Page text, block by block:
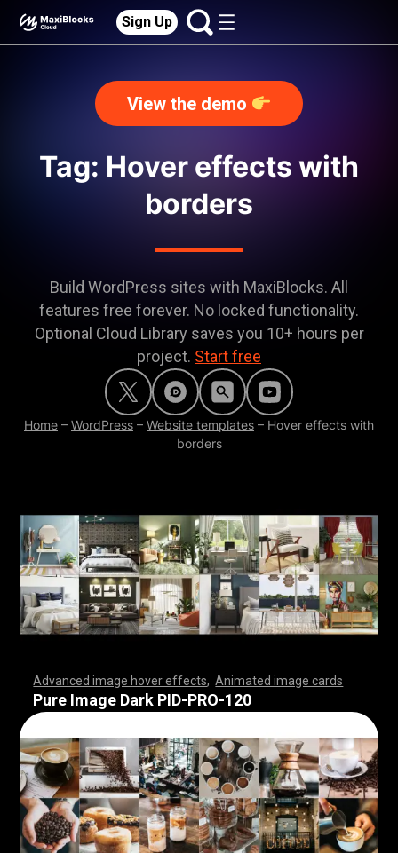
Sign Up
View the demo
Tag: Hover effects with
borders
Build WordPress sites with MaxiBlocks. All
features free forever. No locked functionality.
Optional Cloud Library saves you 10+ hours per
project. Start free
Home – WordPress – Website templates – Hover effects with
borders
Advanced image hover effects ,Animated image cards
,,,,,,,,,,,,,,,,,,,,,,,,,,,,,,,,, ,,,,,,,,,,,,,,,,,,,,,,,,,
,,,,,,,,,,,,,,,,,,,,,,,,,,,,,,,,, ,,,,,,,,,,,,,,,,,,,,,,,,,
,,,,,,,,,,,,,,,,,,,,,,,,,,,,,,,,, ,,,,,,,,,,,,,,,,,,,,,,,
Pure Image Dark PID-PRO-120